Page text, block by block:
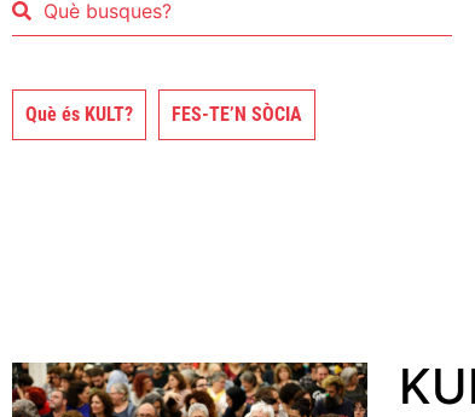
Què és KULT? FES-TE’N SÒCIA